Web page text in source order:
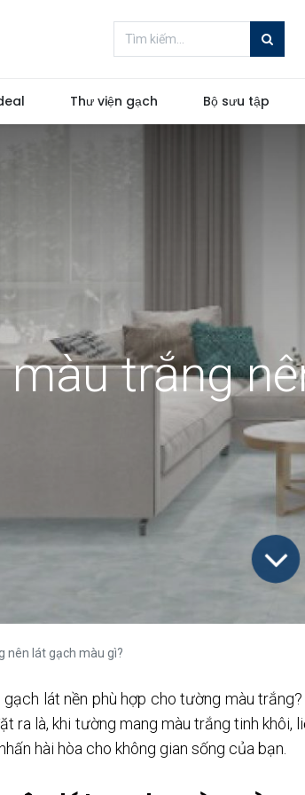
Thư viện gạch Bộ sưu tập
trắng
nên lát gạch màu gì?
lát nền phù hợp cho tường màu
ra là, khi tường mang màu trắng tinh
hài hòa cho không gian sống của bạn.